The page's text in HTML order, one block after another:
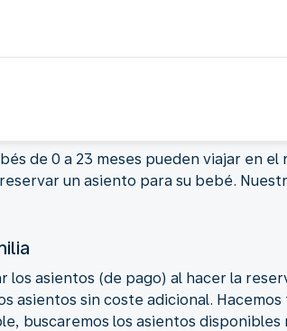
de 0 a 23 meses pueden viajar en el
un asiento para su bebé.
asientos (de pago) al hacer la
asientos sin coste adicional.
buscaremos los asientos disponibles